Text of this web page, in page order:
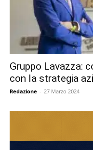
Gruppo Lavazza:
con la strategia
Redazione - 27 Marzo 2024